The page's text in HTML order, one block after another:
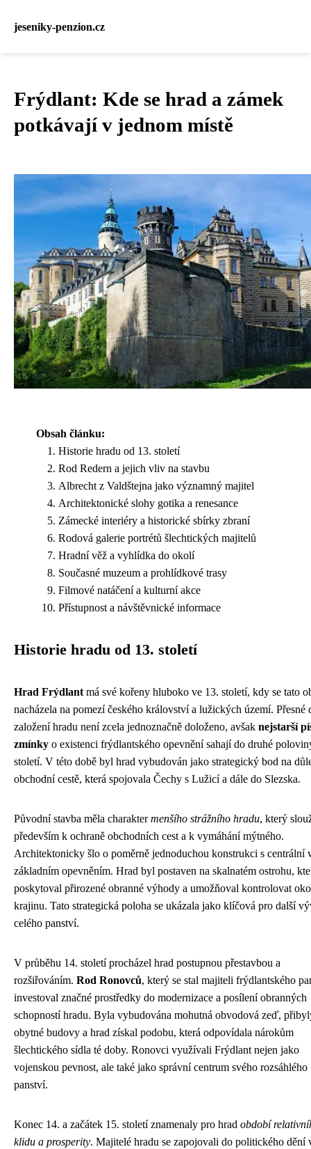
jeseniky-penzion.cz
Frýdlant: Kde se hrad a zámek
potkávají v jednom místě
Obsah článku:
Historie hradu od 13. století
Rod Redern a jejich vliv na stavbu
Albrecht z Valdštejna jako významný majitel
Architektonické slohy gotika a renesance
Zámecké interiéry a historické sbírky zbraní
Rodová galerie portrétů šlechtických majitelů
Hradní věž a vyhlídka do okolí
Současné muzeum a prohlídkové trasy
Filmové natáčení a kulturní akce
Přístupnost a návštěvnické informace
Historie hradu od 13. století
Hrad Frýdlant má své kořeny hluboko ve 13. století, kdy se tato
nacházela na pomezí českého království a lužických území. Přesné
založení hradu není zcela jednoznačně doloženo, avšak nejstarší
zmínky o existenci frýdlantského opevnění sahají do druhé
století. V této době byl hrad vybudován jako strategický bod na
obchodní cestě, která spojovala Čechy s Lužicí a dále do Slezska.
Původní stavba měla charaktermenšího strážního hradu, který
především k ochraně obchodních cest a k vymáhání mýtného.
Architektonicky šlo o poměrně jednoduchou konstrukci s centrální
základním opevněním. Hrad byl postaven na skalnatém ostrohu,
poskytoval přirozené obranné výhody a umožňoval kontrolovat
krajinu. Tato strategická poloha se ukázala jako klíčová pro další
celého panství.
V průběhu 14. století procházel hrad postupnou přestavbou a
rozšiřováním. Rod Ronovců, který se stal majiteli frýdlantského
investoval značné prostředky do modernizace a posílení obranných
schopností hradu. Byla vybudována mohutná obvodová zeď,
obytné budovy a hrad získal podobu, která odpovídala nárokům
šlechtického sídla té doby. Ronovci využívali Frýdlant nejen jako
vojenskou pevnost, ale také jako správní centrum svého rozsáhlého
panství.
Konec 14. a začátek 15. století znamenaly pro hrad období
klidu a prosperity. Majitelé hradu se zapojovali do politického dění